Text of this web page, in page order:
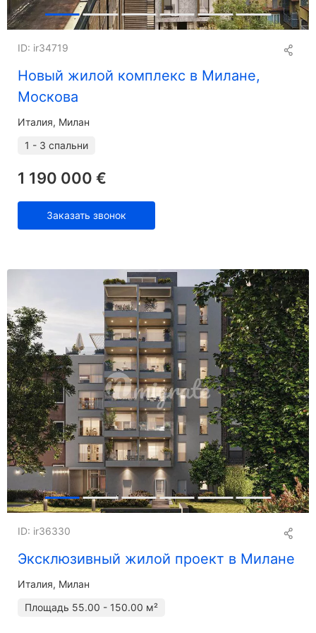
Новый жилой комплекс в Милане,
Москова
ID: ir34719
Италия, Милан
1 - 3 спальни
1 190 000 €
Заказать звонок
Эксклюзивный жилой проект в Милане
ID: ir36330
Италия, Милан
Площадь 55.00 - 150.00 м²